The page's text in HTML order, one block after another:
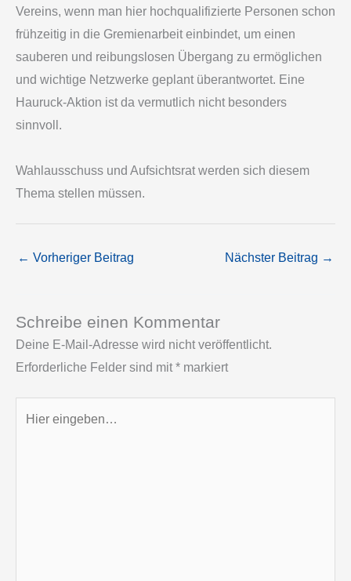
Vereins, wenn man hier hochqualifizierte Personen schon
frühzeitig in die Gremienarbeit einbindet, um einen
sauberen und reibungslosen Übergang zu ermöglichen
und wichtige Netzwerke geplant überantwortet. Eine
Hauruck-Aktion ist da vermutlich nicht besonders
sinnvoll.
Wahlausschuss und Aufsichtsrat werden sich diesem
Thema stellen müssen.
← Vorheriger Beitrag Nächster Beitrag →
Schreibe einen Kommentar
Deine E-Mail-Adresse wird nicht veröffentlicht.
Erforderliche Felder sind mit * markiert